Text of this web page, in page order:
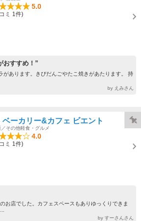
5.0
ミ 1件)
おすすめ！”
があります。きびだんごやたこ焼きがあたります。 持
by えみさん
ベーカリー&カフェ ビエント
その他軽食・グルメ
4.0
ミ 1件)
お店でした。カフェスペースもありゆっくりできま
by すーさんさん